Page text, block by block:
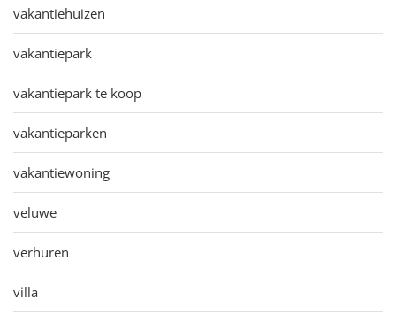
vakantiehuizen
vakantiepark
vakantiepark te koop
vakantieparken
vakantiewoning
veluwe
verhuren
villa